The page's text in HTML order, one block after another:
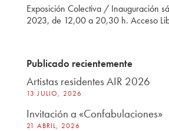
Exposición Colectiva / Inauguración
2023, de 12,00 a 20,30 h. Acceso
Publicado recientemente
Artistas residentes AIR 2026
13 JULIO, 2026
Invitación a «Confabulaciones»
21 ABRIL, 2026